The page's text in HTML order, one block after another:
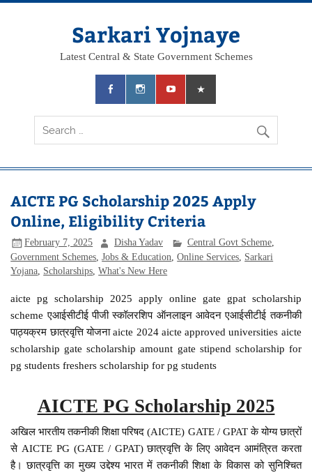
Skip
Sarkari Yojnaye
Latest Central & State Government Schemes
AICTE PG Scholarship 2025 Apply
Online, Eligibility Criteria
February 7, 2025 Disha Yadav Central Govt Scheme,
Government Schemes ,Jobs & Education ,Online Services Sarkari
Yojana Scholarships ,What's New Here
aicte pg scholarship 2025 apply online gate gpat scholarship
scheme एआईसीटीई पीजी स्कॉलरशिप ऑनलाइन आवेदन एआईसीटीई तकनीकी
पाठ्यक्रम छात्रवृत्ति योजना aicte 2024 aicte approved universities aicte
scholarship gate scholarship amount gate stipend scholarship for
pg students freshers scholarship for pg students
AICTE PG Scholarship 2025
अखिल भारतीय तकनीकी शिक्षा परिषद (AICTE) GATE / GPAT के योग्य छात्रों
से AICTE PG (GATE / GPAT) छात्रवृत्ति के लिए आवेदन आमंत्रित करता
है। छात्रवृत्ति का मुख्य उद्देश्य भारत में तकनीकी शिक्षा के विकास को सुनिश्चित